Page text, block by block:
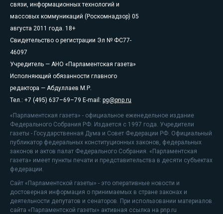
связи, информационных технологий и
массовых коммуникаций (Роскомнадзор) 05
августа 2011 года. 18+
Свидетельство о регистрации Эл № ФС77-
46097
Учредитель — АНО «Парламентская газета»
Исполняющий обязанности главного
редактора — Абдуллаев М.Р.
Тел.: +7 (495) 637–69–79 E-mail: pg@pnp.ru
«Парламентская газета» - официальное еженедельное издание
Федерального Собрания РФ. Издается с 1997 года. Учредители
газеты - Государственная Дума и Совет Федерации РФ. Официальный
публикатор федеральных конституционных законов, федеральных
законов и актов палат Федерального Собрания. «Парламентская
газета» имеет пункты печати и представительства в десяти субъектах
федерации.
Сайт «Парламентской газеты» - это оперативные новости и
достоверная информация о принимаемых в стране законах и
деятельности депутатов и сенаторов. При использовании материалов
сайта «Парламентской газеты» активная ссылка на pnp.ru